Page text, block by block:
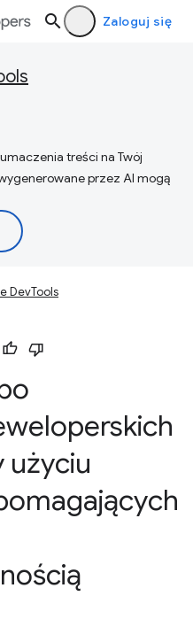
Zaloguj się
treści na Twój
przez AI mogą
DevTools
użyciu